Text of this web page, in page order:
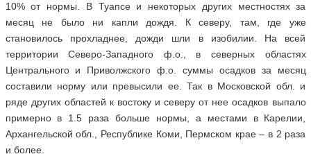
10% от нормы. В Туапсе и некоторых других местностях за
месяц не было ни капли дождя. К северу, там, где уже
становилось прохладнее, дожди шли в изобилии. На всей
территории Северо-Западного ф.о., в северных областях
Центрального и Приволжского ф.о. суммы осадков за месяц
составили норму или превысили ее. Так в Московской обл. и
ряде других областей к востоку и северу от нее осадков выпало
примерно в 1.5 раза больше нормы, а местами в Карелии,
Архангельской обл., Республике Коми, Пермском крае – в 2 раза
и более.